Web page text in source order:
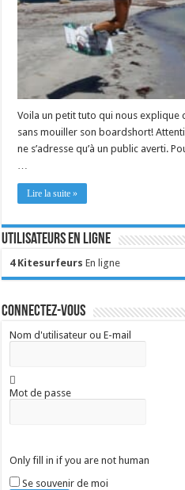
Voila un petit tuto qui nous explique
sans mouiller son boardshort!
ne s’adresse qu’à un public averti.
Lire la suite »
Utilisateurs en ligne
4 Kitesurfeurs En ligne
Connectez-vous
Nom d'utilisateur ou E-mail
Mot de passe
Only fill in if you are not human
Se souvenir de moi